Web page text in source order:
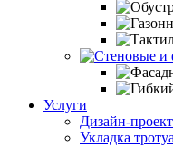
Услуги
Дизайн-
Укладка